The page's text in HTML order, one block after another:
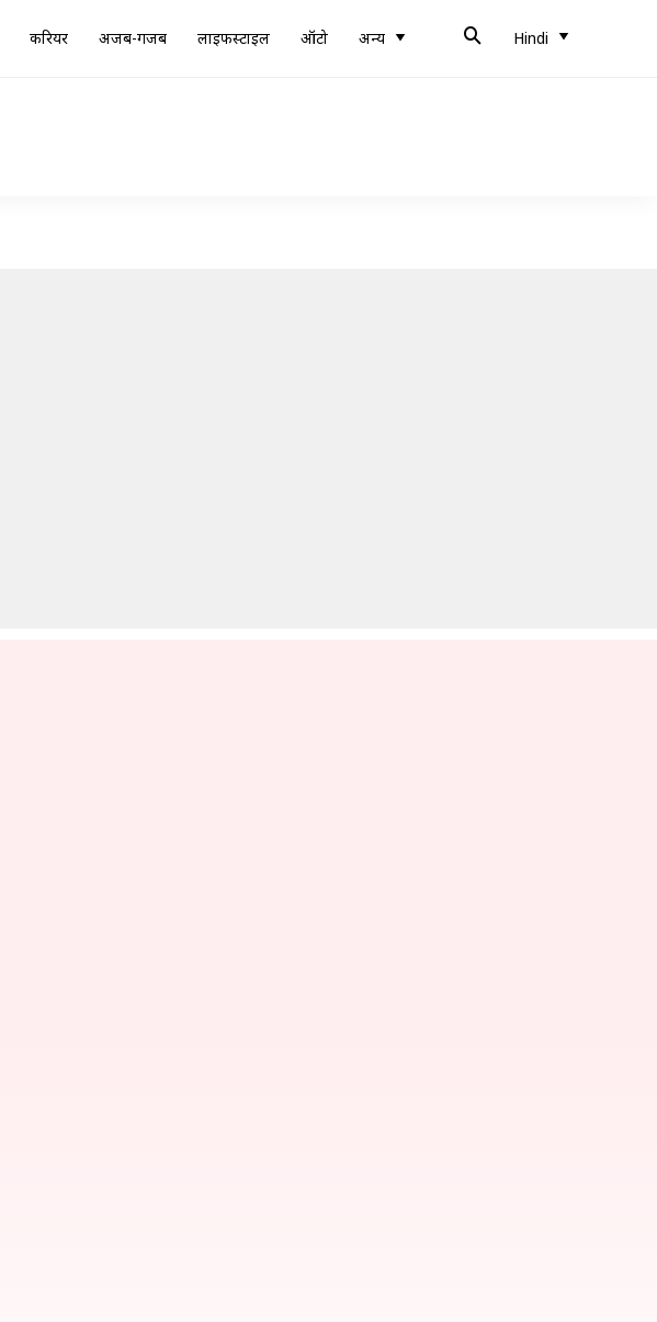
करियर अजब-गजब लाइफस्टाइल ऑटो अन्य Hindi